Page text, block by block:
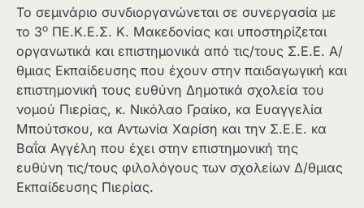
Το σεμινάριο συνδιοργανώνεται σε συνεργασία με
το 3ο ΠΕ.Κ.Ε.Σ. Κ. Μακεδονίας και υποστηρίζεται
οργανωτικά και επιστημονικά από τις/τους Σ.Ε.Ε. Α/
θμιας Εκπαίδευσης που έχουν στην παιδαγωγική και
επιστημονική τους ευθύνη Δημοτικά σχολεία του
νομού Πιερίας, κ. Νικόλαο Γραίκο, κα Ευαγγελία
Μπούτσκου, κα Αντωνία Χαρίση και την Σ.Ε.Ε. κα
Βαΐα Αγγέλη που έχει στην επιστημονική της
ευθύνη τις/τους φιλολόγους των σχολείων Δ/θμιας
Εκπαίδευσης Πιερίας.